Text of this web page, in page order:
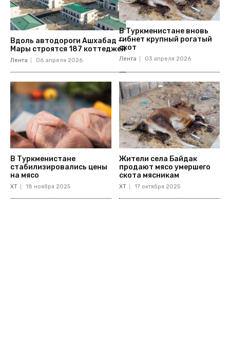
Вдоль автодороги Ашхабад —
Мары строятся 187 коттеджей
Лента 06 апреля 2026
В Туркменистане вновь
гибнет крупный рогатый
скот
Лента 03 апреля 2026
В Туркменистане
стабилизировались цены
на мясо
ХТ 18 ноября 2025
Жители села Байдак
продают мясо умершего
скота мясникам
ХТ 17 октября 2025